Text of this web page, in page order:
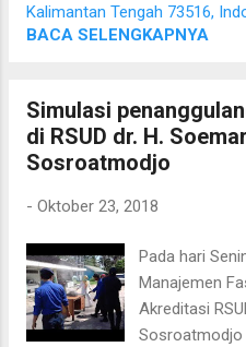
Kalimantan Tengah 73516,
BACA SELENGKAPNYA
Simulasi
di RSUD dr. H.
Sosroatmodjo
- Oktober 23, 2018
Pada hari
Manajemen
Akreditasi
Sosroatmodjo